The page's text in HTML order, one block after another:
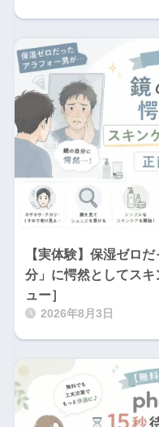
【実体験】保湿ゼロ
分」に愕然としてス
ュー］
2026年8月3日